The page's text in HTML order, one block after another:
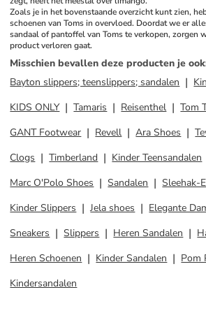
Zoals je in het bovenstaande overzicht kunt zien,
schoenen van Toms in overvloed. Doordat we er
sandaal of pantoffel van Toms te verkopen, zorgen
product verloren gaat.
Misschien bevallen deze producten je ook
Bayton slippers; teenslippers; sandalen
KIDS ONLY
Tamaris Reisenthel Tom
GANT Footwear
Revell Ara Shoes
Clogs
Timberland Kinder Teensandalen
Marc O'Polo Shoes
Sandalen
Sleehak-
Kinder Slippers
Jela shoes
Elegante
Sneakers
Slippers Heren Sandalen
Heren Schoenen
Kinder Sandalen
Pom
Kindersandalen